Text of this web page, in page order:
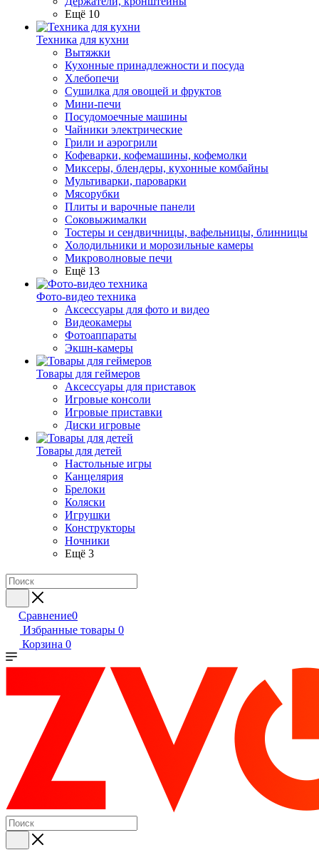
Ещё 10
Техника для кухни
Вытяжки
Кухонные принадлежности и посуда
Хлебопечи
Сушилка для овощей и фруктов
Мини-печи
Посудомоечные машины
Чайники электрические
Грили и аэрогрили
Кофеварки, кофемашины, кофемолки
Миксеры, блендеры, кухонные комбайны
Мультиварки, пароварки
Мясорубки
Плиты и варочные панели
Соковыжималки
Тостеры и сендвичницы, вафельницы, блинницы
Холодильники и морозильные камеры
Микроволновые печи
Ещё 13
Фото-видео техника
Аксессуары для фото и видео
Видеокамеры
Фотоаппараты
Экшн-камеры
Товары для геймеров
Аксессуары для приставок
Игровые консоли
Игровые приставки
Диски игровые
Товары для детей
Настольные игры
Канцелярия
Брелоки
Коляски
Игрушки
Конструкторы
Ночники
Ещё 3
Сравнение0
Избранные товары 0
Корзина 0